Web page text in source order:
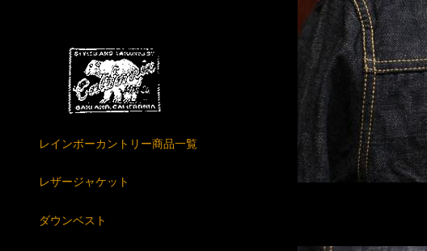
レインボーカントリー商品一覧
レザージャケット
ダウンベスト